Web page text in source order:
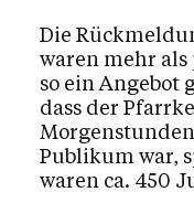
Die
waren mehr als
so ein Angebot
dass der
Publikum war,
waren ca. 450